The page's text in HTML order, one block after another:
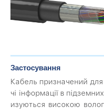
Застосування
Кабель призначений для
чі інформації в
изуються високою